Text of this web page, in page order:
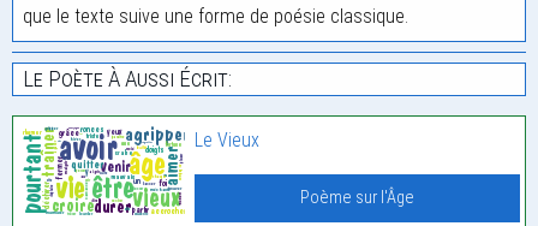
que le texte suive une forme de poésie classique.
Le Poète À Aussi Écrit:
Le Vieux
Poème sur l'Âge